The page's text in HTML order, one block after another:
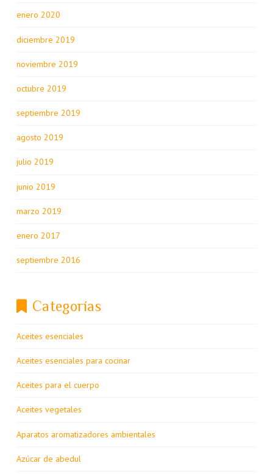
enero 2020
diciembre 2019
noviembre 2019
octubre 2019
septiembre 2019
agosto 2019
julio 2019
junio 2019
marzo 2019
enero 2017
septiembre 2016
Categorías
Aceites esenciales
Aceites esenciales para cocinar
Aceites para el cuerpo
Aceites vegetales
Aparatos aromatizadores ambientales
Azúcar de abedul